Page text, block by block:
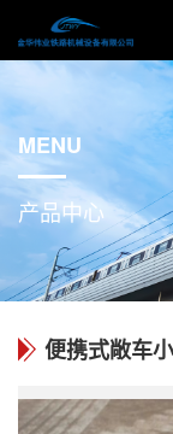
MENU
产品中心
便携式敞车